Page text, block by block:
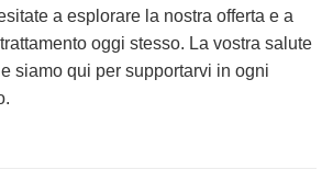
a esplorare la nostra offerta e a
oggi stesso. La vostra salute
siamo qui per supportarvi in ogni